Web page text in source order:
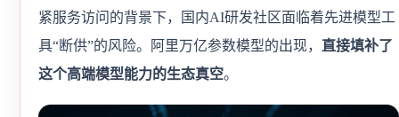
紧服务访问的背景下，国内AI研发社区面临着先进模型工
具“断供”的风险。阿里万亿参数模型的出现， 直接填补了
这个高端模型能力的生态真空。